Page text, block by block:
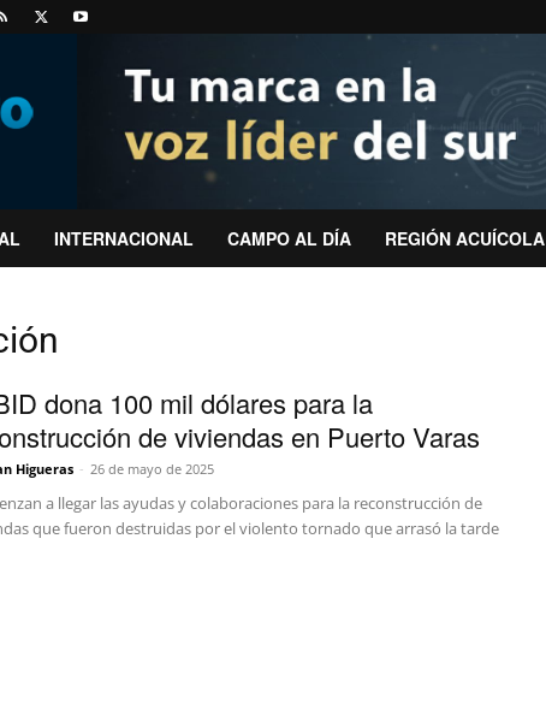
INTERNACIONAL CAMPO AL DÍA REGIÓN ACUÍCOLA
dona 100 mil dólares para la
de viviendas en Puerto Varas
Higueras - 26 de mayo de 2025
a llegar las ayudas y colaboraciones para la reconstrucción de
que fueron destruidas por el violento tornado que arrasó la tarde